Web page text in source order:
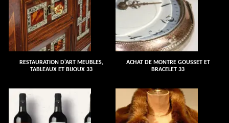
RESTAURATION D'ART MEUBLES,
TABLEAUX ET BIJOUX 33
ACHAT DE MONTRE GOUSSET ET
BRACELET 33